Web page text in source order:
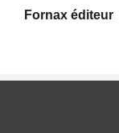
Fornax éditeur